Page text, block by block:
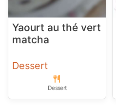
Yaourt au thé vert
matcha
Dessert
Dessert